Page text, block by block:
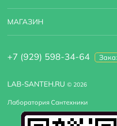
Стилистика дизайна
Тип подводки гибкая
Высота излива 26,5
LAB-SANTEH.RU © 2026
Лаборатория Сантехники
МАГАЗИН
+7 (929) 598-34-64